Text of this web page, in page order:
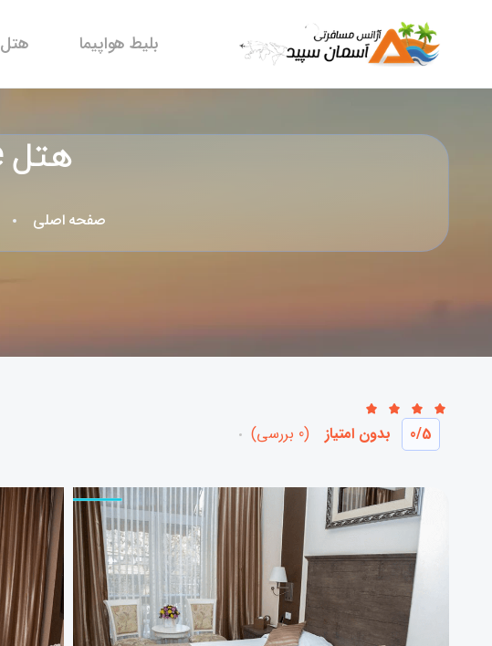
بلیط هواپیما هتل
هتل Imperial Palace ایروان
صفحه اصلی
0/5 بدون امتیاز (0 بررسی)